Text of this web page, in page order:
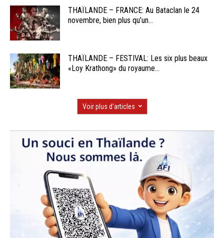
THAÏLANDE – FRANCE: Au Bataclan le 24
novembre, bien plus qu’un...
THAÏLANDE – FESTIVAL: Les six plus beaux
«Loy Krathong» du royaume...
Voir plus d'articles